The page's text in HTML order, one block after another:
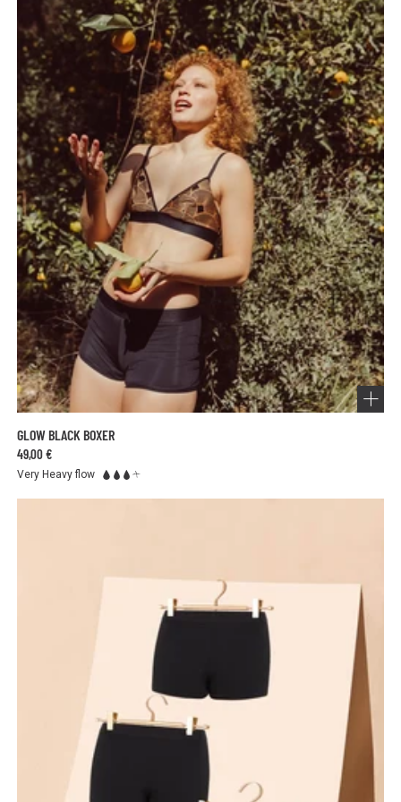
Votre culotte menstruelle est une protection périodique. Il est
recommandé de se laver les mains avant son utilisation/son
retrait.
Enfilez votre culotte comme une culotte classique en vous
assurant qu'elle est confortable et bien ajustée au niveau des
hanches.
Retirez-la une fois que vous avez terminé de l’utiliser en tirant
sur les bords situés au niveau des hanches et en évitant de
tirer sur la partie absorbante.
Nous vous recommandons d’utiliser une culotte menstruelle
adaptée à votre flux et de la changer régulièrement.
GLOW BLACK BOXER
49,00 €
Very Heavy flow